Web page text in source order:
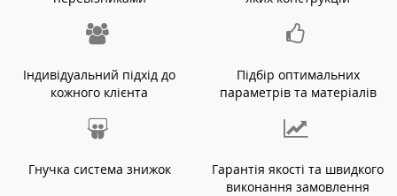
Індивідуальний підхід до
кожного клієнта
Підбір оптимальних
параметрів та матеріалів
Гнучка система знижок
Гарантія якості та швидкого
виконання замовлення